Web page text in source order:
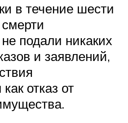
в течение шести
подали никаких
и заявлений,
отказ от